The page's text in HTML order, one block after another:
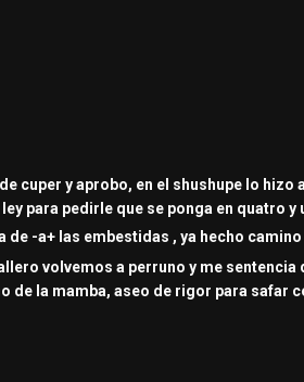
cuper y aprobo, en el shushupe lo
para pedirle que se ponga en quatro
de -a+ las embestidas , ya hecho
volvemos a perruno y me
de la mamba, aseo de rigor para safar